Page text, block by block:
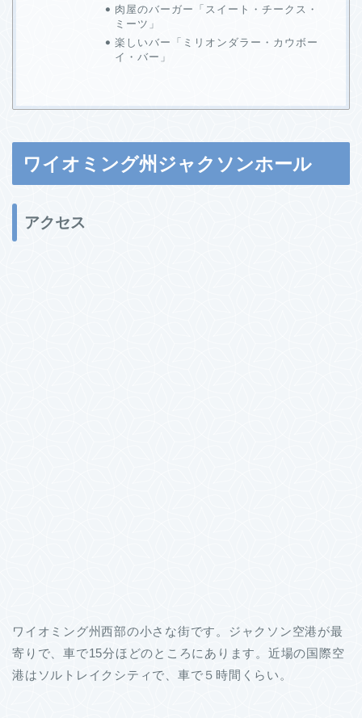
肉屋のバーガー「スイート・チークス・
ミーツ」
楽しいバー「ミリオンダラー・カウボー
イ・バー」
ワイオミング州ジャクソンホール
アクセス
ワイオミング州西部の小さな街です。ジャクソン空港が最
寄りで、車で15分ほどのところにあります。近場の国際空
港はソルトレイクシティで、車で５時間くらい。